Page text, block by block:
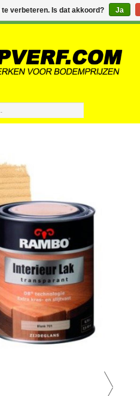
€0,00
winkelwagen
verbeteren. Is dat akkoord? Ja